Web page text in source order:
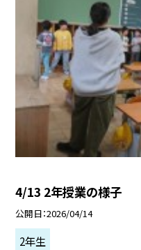
4/13 2年授業の様子
公開日 2026/04/14
2年生